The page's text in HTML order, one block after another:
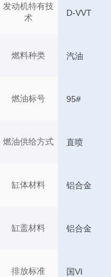
发动机特有技
术
燃料种类
燃油标号
燃油供给方式
缸体材料
缸盖材料
排放标准
D-VVT
汽油
95#
直喷
铝合金
铝合金
国VI